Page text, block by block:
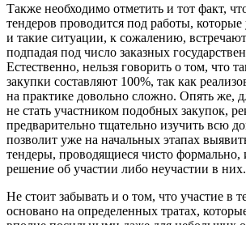
Также необходимо отметить и тот факт,
тендеров проводится под работы,
и такие ситуации, к сожалению,
подпадая под число заказных
Естественно, нельзя говорить о том, что
закупки составляют 100%, так как
на практике доволь­но сложно. Опять же,
не стать участни­ком подобных закупок,
предварительно тщательно изучить всю
позволит уже на начальных этапах
тендеры, прово­дящиеся чисто формально,
решение об участии либо неучастии в них.
Не стоит забывать и о том, что участие в
основано на определенных тратах,